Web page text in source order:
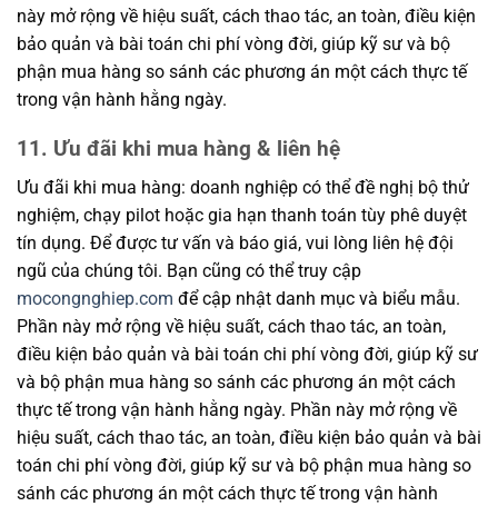
này mở rộng về hiệu suất, cách thao tác, an toàn, điều kiện
bảo quản và bài toán chi phí vòng đời, giúp kỹ sư và bộ
phận mua hàng so sánh các phương án một cách thực tế
trong vận hành hằng ngày.
11. Ưu đãi khi mua hàng & liên hệ
Ưu đãi khi mua hàng: doanh nghiệp có thể đề nghị bộ thử
nghiệm, chạy pilot hoặc gia hạn thanh toán tùy phê duyệt
tín dụng. Để được tư vấn và báo giá, vui lòng liên hệ đội
ngũ của chúng tôi. Bạn cũng có thể truy cập
mocongnghiep.com để cập nhật danh mục và biểu mẫu.
Phần này mở rộng về hiệu suất, cách thao tác, an toàn,
điều kiện bảo quản và bài toán chi phí vòng đời, giúp kỹ sư
và bộ phận mua hàng so sánh các phương án một cách
thực tế trong vận hành hằng ngày. Phần này mở rộng về
hiệu suất, cách thao tác, an toàn, điều kiện bảo quản và bài
toán chi phí vòng đời, giúp kỹ sư và bộ phận mua hàng so
sánh các phương án một cách thực tế trong vận hành